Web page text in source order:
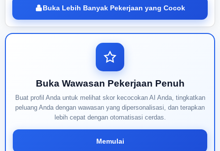
Buka Lebih Banyak Pekerjaan yang Cocok
Buka Wawasan Pekerjaan Penuh
Buat profil Anda untuk melihat skor kecocokan AI Anda, tingkatkan
peluang Anda dengan wawasan yang dipersonalisasi, dan terapkan
lebih cepat dengan otomatisasi cerdas.
Memulai